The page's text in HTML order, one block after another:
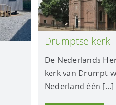
Drumptse kerk
De Nederlands
kerk van Drumpt
Nederland één [...]